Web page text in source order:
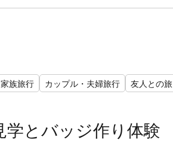
家族旅行 カップル・夫婦旅行
友人との旅
学とバッジ作り体験